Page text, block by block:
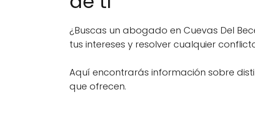
¿Buscas un abogado en Cuevas Del
tus intereses y resolver cualquier
Aquí encontrarás información sobre
que ofrecen.